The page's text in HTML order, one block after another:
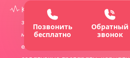
Классической. На протяжении
зависимый принимает
мочегонные средства. Это
естественного выведения
Позвонить
бесплатно
Обратный
звонок